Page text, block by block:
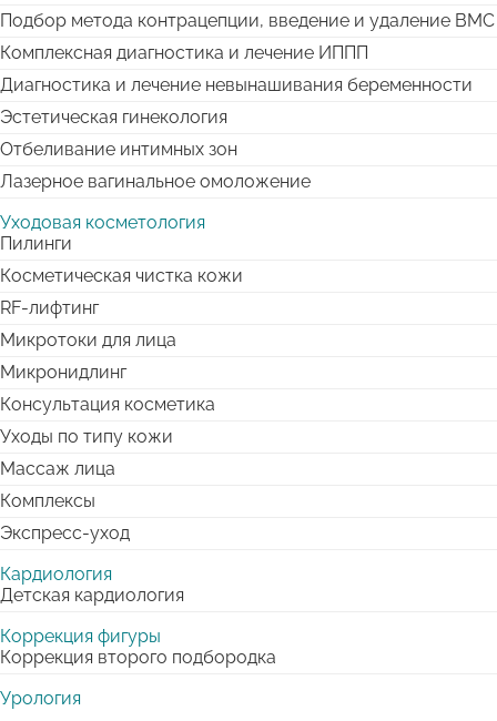
Подбор метода контрацепции, введение и удаление ВМС
Комплексная диагностика и лечение ИППП
Диагностика и лечение невынашивания беременности
Эстетическая гинекология
Отбеливание интимных зон
Лазерное вагинальное омоложение
Уходовая косметология
Пилинги
Косметическая чистка кожи
RF-лифтинг
Микротоки для лица
Микронидлинг
Консультация косметика
Уходы по типу кожи
Массаж лица
Комплексы
Экспресс-уход
Кардиология
Детская кардиология
Коррекция фигуры
Коррекция второго подбородка
Урология